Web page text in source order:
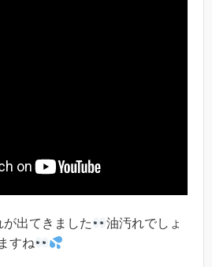
出てきました
油汚れでしょ
すね